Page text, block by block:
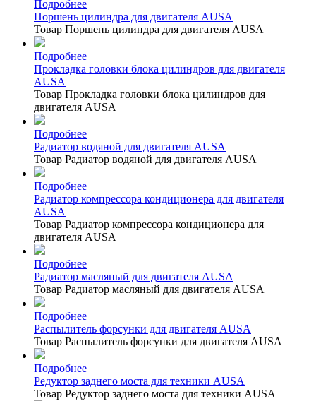
Подробнее
Поршень цилиндра для двигателя AUSA
Товар Поршень цилиндра для двигателя AUSA
Подробнее
Прокладка головки блока цилиндров для двигателя
AUSA
Товар Прокладка головки блока цилиндров для
двигателя AUSA
Подробнее
Радиатор водяной для двигателя AUSA
Товар Радиатор водяной для двигателя AUSA
Подробнее
Радиатор компрессора кондиционера для двигателя
AUSA
Товар Радиатор компрессора кондиционера для
двигателя AUSA
Подробнее
Радиатор масляный для двигателя AUSA
Товар Радиатор масляный для двигателя AUSA
Подробнее
Распылитель форсунки для двигателя AUSA
Товар Распылитель форсунки для двигателя AUSA
Подробнее
Редуктор заднего моста для техники AUSA
Товар Редуктор заднего моста для техники AUSA